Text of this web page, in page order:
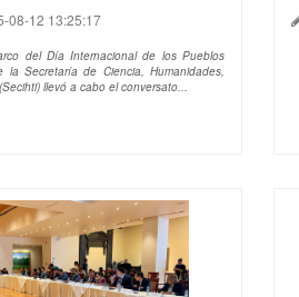
08-12 13:25:17
del Día Internacional de los Pueblos
la Secretaría de Ciencia, Humanidades,
llevó a cabo el conversato...